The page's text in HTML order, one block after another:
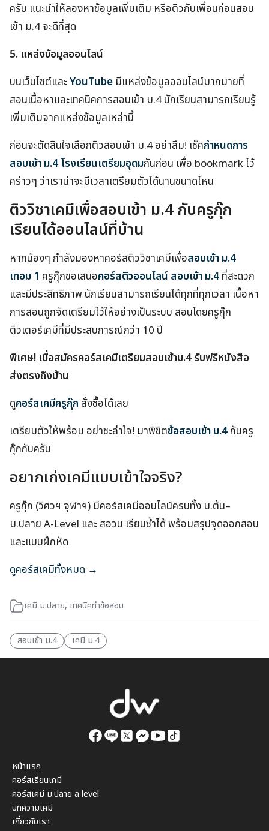
ครับ แนะนำให้ลองหาข้อมูลเพิ่มเติม หรือติวกับเพื่อนก่อนสอบ
เข้า ม.4 จะดีที่สุด
5. แหล่งข้อมูลออนไลน์
บนเว็บไซต์และYouTube มีแหล่งข้อมูลออนไลน์มากมายที่
สอนเนื้อหาและเทคนิคการสอบเข้า ม.4 นักเรียนสามารถเรียนรู้
เพิ่มเติมจากแหล่งข้อมูลเหล่านี้
ก่อนจะตัดสินใจเลือกติวสอบเข้า ม.4 อย่าลืม! เช็คกำหนดการ
สอบเข้า ม.4 โรงเรียนเตรียมอุดมกันก่อน เพื่อ bookmark ไว้
คร่าวๆ ว่าเราน่าจะมีเวลาเตรียมตัวได้นานขนาดไหน
ติววิชาเคมีเพื่อสอบเข้า ม.4 กับครูกุ๊ก
เรียนได้ออนไลน์ที่บ้าน
หากน้องๆ กำลังมองหาคอร์สติววิชาเคมีเพื่อสอบเข้า ม.4
เทอม 1 ครูกุ๊กขอเสนอคอร์สติวออนไลน์ สอบเข้า ม.4ที่สะดวก
และมีประสิทธิภาพ นักเรียนสามารถเรียนได้ทุกที่ทุกเวลา เนื้อหา
การสอนถูกจัดเตรียมไว้ให้อย่างเป็นระบบ สอนโดยครูกุ๊ก
ติวเตอร์เคมีที่มีประสบการณ์กว่า 10 ปี
พิเศษ! เมื่อสมัครคอร์สเคมีเตรียมสอบเข้าม.4 รับฟรีหนังสือ
ส่งตรงถึงบ้าน
ดูคอร์สเคมีครูกุ๊ก สั่งซื้อได้เลย
เตรียมตัวให้พร้อม อย่าชะล่าใจ! มาพิชิตข้อสอบเข้า ม.4กับครู
กุ๊กกับครับ
อยากเก่งเคมีแบบเข้าใจจริง?
ครูกุ๊ก (วิศวฯ จุฬาฯ) มีคอร์สเคมีออนไลน์ครบทั้ง ม.ต้น–
ม.ปลาย A-Level และ สอวน เรียนซ้ำได้ พร้อมสรุปจุดออกสอบ
และแบบฝึกหัด
ดูคอร์สเคมีทั้งหมด →
เคมี ม.ปลาย, เทคนิคทำข้อสอบ
สอบเข้า ม.4 เคมี ม.4
หน้าแรก
คอร์สเรียนเคมี
คอร์สเคมี ม.ปลาย a level
บทความเคมี
เกี่ยวกับเรา